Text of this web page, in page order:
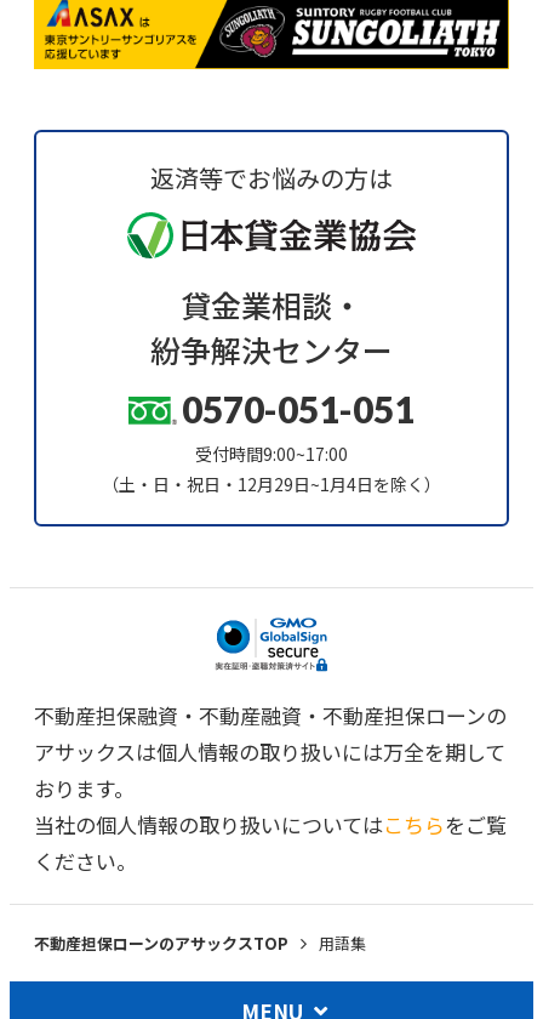
返済等でお悩みの方は
貸金業相談・
紛争解決センター
0570-051-051
受付時間9:00~17:00
（土・日・祝日・12月29日~1月4日を除く）
不動産担保融資・不動産融資・不動産担保ローンの
アサックスは個人情報の取り扱いには万全を期して
おります。
当社の個人情報の取り扱いについてはこちらをご覧
ください。
不動産担保ローンのアサックスTOP 用語集
MENU